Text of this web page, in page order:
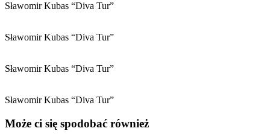
Sławomir Kubas “Diva Tur”
Sławomir Kubas “Diva Tur”
Sławomir Kubas “Diva Tur”
Sławomir Kubas “Diva Tur”
Może ci się spodobać również